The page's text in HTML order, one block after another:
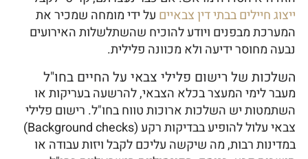
ייצוג חיילים בבתי דין צבאיים על ידי מומחה שמכיר את
המערכת מבפנים ויודע להוכיח שהשתלשלות האירועים
נבעה מחוסר ידיעה ולא מכוונה פלילית.
השלכות של רישום פלילי צבאי על החיים בחו"ל
מעבר לימי המעצר בכלא הצבאי, להרשעה בעריקות או
השתמטות יש השלכות ארוכות טווח בחו"ל. רישום פלילי
צבאי עלול להופיע בבדיקות רקע (Background checks)
במדינות רבות, מה שיקשה עליכם לקבל ויזות עבודה או